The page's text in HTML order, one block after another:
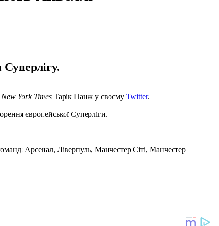
New York Times Тарік Панж у своєму Twitter.
європейської Суперліги.
Арсенал, Ліверпуль, Манчестер Сіті, Манчестер